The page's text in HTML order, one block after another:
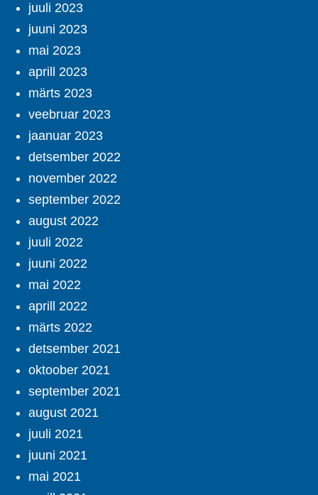
juuli 2023
juuni 2023
mai 2023
aprill 2023
märts 2023
veebruar 2023
jaanuar 2023
detsember 2022
november 2022
september 2022
august 2022
juuli 2022
juuni 2022
mai 2022
aprill 2022
märts 2022
detsember 2021
oktoober 2021
september 2021
august 2021
juuli 2021
juuni 2021
mai 2021